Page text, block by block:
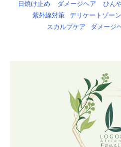
日焼け止め ダメージヘア ひん
紫外線対策
デリケートゾーン
スカルプケア
ダメージ